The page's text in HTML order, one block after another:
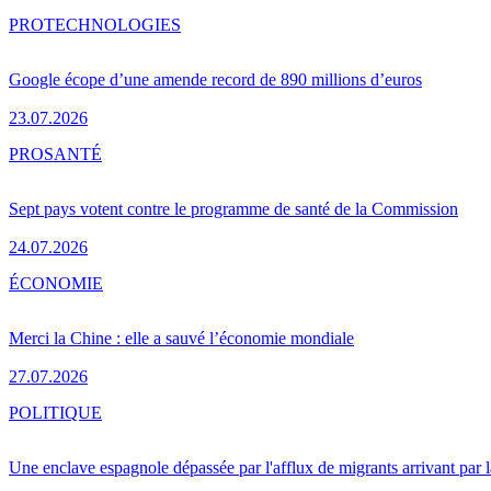
Google écope d’une amende record de 890 millions d’euros
23.07.2026
PROTECHNOLOGIES
Sept pays votent contre le programme de santé de la Commission
24.07.2026
PROSANTÉ
Merci la Chine : elle a sauvé l’économie mondiale
27.07.2026
ÉCONOMIE
Une enclave espagnole dépassée par l'afflux de migrants arrivant par
POLITIQUE